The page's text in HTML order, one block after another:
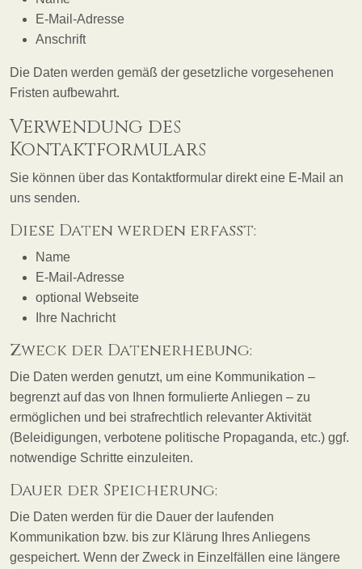
E-Mail-Adresse
Anschrift
Die Daten werden gemäß der gesetzliche vorgesehenen
Fristen aufbewahrt.
Verwendung des
Kontaktformulars
Sie können über das Kontaktformular direkt eine E-Mail an
uns senden.
Diese Daten werden erfasst:
Name
E-Mail-Adresse
optional Webseite
Ihre Nachricht
Zweck der Datenerhebung:
Die Daten werden genutzt, um eine Kommunikation –
begrenzt auf das von Ihnen formulierte Anliegen – zu
ermöglichen und bei strafrechtlich relevanter Aktivität
(Beleidigungen, verbotene politische Propaganda, etc.) ggf.
notwendige Schritte einzuleiten.
Dauer der Speicherung:
Die Daten werden für die Dauer der laufenden
Kommunikation bzw. bis zur Klärung Ihres Anliegens
gespeichert. Wenn der Zweck in Einzelfällen eine längere